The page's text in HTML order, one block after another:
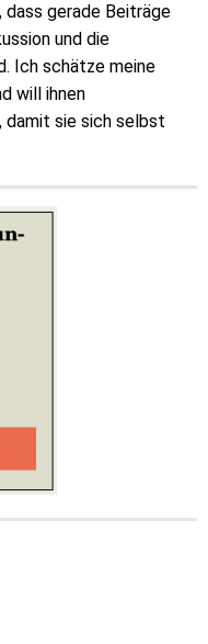
dass gerade Beiträge
und die
Ich schätze meine
will ihnen
damit sie sich selbst